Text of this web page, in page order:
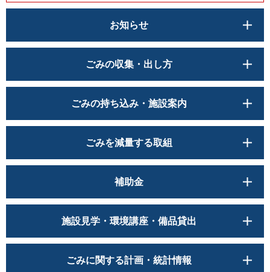
お知らせ
ごみの収集・出し方
ごみの持ち込み・施設案内
ごみを減量する取組
補助金
施設見学・環境講座・備品貸出
ごみに関する計画・統計情報